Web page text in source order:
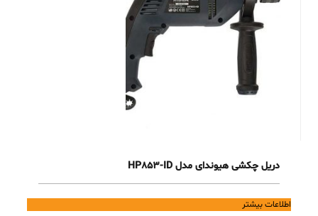
دریل چکشی هیوندای مدل HP853-ID
اطلاعات بیشتر